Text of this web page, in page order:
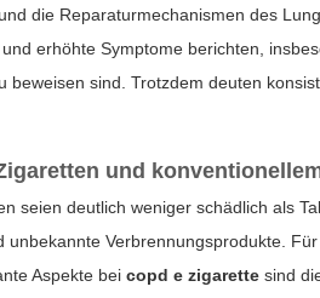
die Reparaturmechanismen des
erhöhte Symptome berichten,
beweisen sind. Trotzdem deuten
und
seien deutlich weniger schädlich als
unbekannte Verbrennungsprodukte.
Aspekte beicopd e zigarette sind